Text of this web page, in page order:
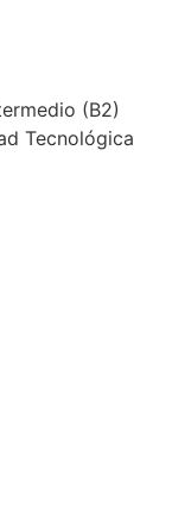
(B2)
Tecnológica